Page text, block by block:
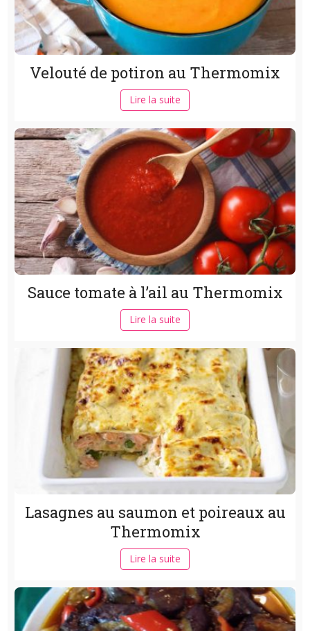
Velouté de potiron au Thermomix
Lire la suite
Sauce tomate à l’ail au Thermomix
Lire la suite
Lasagnes au saumon et poireaux au
Thermomix
Lire la suite